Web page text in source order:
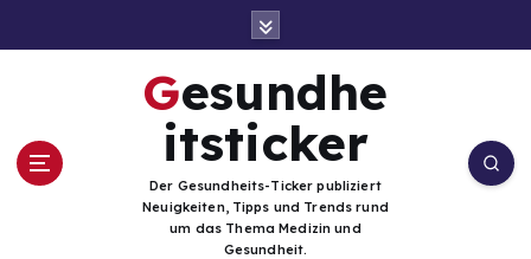
Gesundhe
itsticker
Der Gesundheits-Ticker publiziert
Neuigkeiten, Tipps und Trends rund
um das Thema Medizin und
Gesundheit.